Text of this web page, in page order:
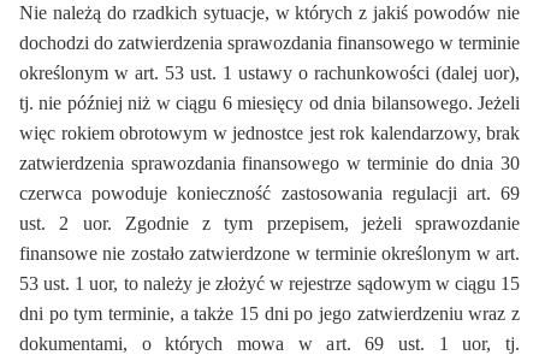
Nie należą do rzadkich sytuacje, w których z jakiś powodów nie
dochodzi do zatwierdzenia sprawozdania finansowego w terminie
określonym w art. 53 ust. 1 ustawy o rachunkowości (dalej uor),
tj. nie później niż w ciągu 6 miesięcy od dnia bilansowego. Jeżeli
więc rokiem obrotowym w jednostce jest rok kalendarzowy, brak
zatwierdzenia sprawozdania finansowego w terminie do dnia 30
czerwca powoduje konieczność zastosowania regulacji art. 69
ust. 2 uor. Zgodnie z tym przepisem, jeżeli sprawozdanie
finansowe nie zostało zatwierdzone w terminie określonym w art.
53 ust. 1 uor, to należy je złożyć w rejestrze sądowym w ciągu 15
dni po tym terminie, a także 15 dni po jego zatwierdzeniu wraz z
dokumentami, o których mowa w art. 69 ust. 1 uor, tj.